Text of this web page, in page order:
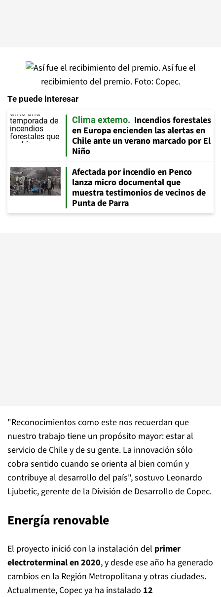
Así fue el
recibimiento del premio. Foto: Copec.
Te puede interesar
Clima extemo
Incendios forestales
en Europa encienden las alertas en
Chile ante un verano marcado por El
Niño
Afectada por incendio en Penco
lanza micro documental que
muestra testimonios de vecinos de
Punta de Parra
"Reconocimientos como este nos recuerdan que
nuestro trabajo tiene un propósito mayor: estar al
servicio de Chile y de su gente. La innovación sólo
cobra sentido cuando se orienta al bien común y
contribuye al desarrollo del país", sostuvo Leonardo
Ljubetic, gerente de la División de Desarrollo de Copec.
Energía renovable
El proyecto inició con la instalación del primer
electroterminal en 2020, y desde ese año ha generado
cambios en la Región Metropolitana y otras ciudades.
Actualmente, Copec ya ha instalado 12